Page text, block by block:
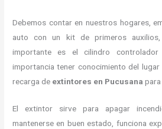
Debemos contar en nuestros hogares,
auto con un kit de primeros
importante es el cilindro
importancia tener conocimiento del
recarga de extintores en Pucusana
El extintor sirve para apagar
mantenerse en buen estado, funciona